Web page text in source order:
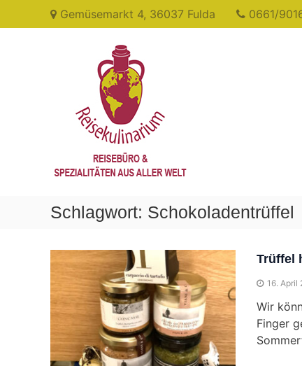
to
Gemüsemarkt 4, 36037 Fulda 0661/
Reisekulinarium
Genießen
Schlagwort: Schokoladentrüffel
Trüffel
16. April
Wir
Finger